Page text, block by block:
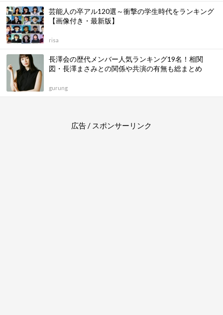
芸能人の卒アル120選～衝撃の学生時代をランキング
【画像付き・最新版】
risa
長澤会の歴代メンバー人気ランキング19名！相関
図・長澤まさみとの関係や共演の有無も総まとめ
gurung
広告 / スポンサーリンク